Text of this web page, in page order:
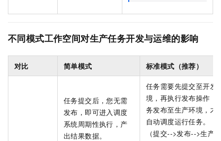
不同模式工作空间对生产任务开发与运维的影响
对比 简单模式 标准模式（推荐）
任务提交后，您无需
发布，即可进入调度
系统周期性执行，产
出结果数据。
任务需要先提交至开发
境，再执行发布操作，
务发布至生产环境，才
自动调度运行任务。
（提交-->发布-->生产